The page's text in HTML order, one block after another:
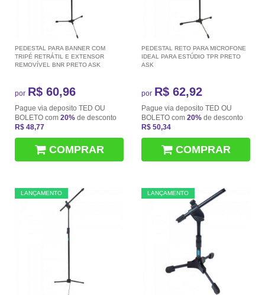
PEDESTAL PARA BANNER COM
TRIPÉ RETRÁTIL E EXTENSOR
REMOVÍVEL BNR PRETO ASK
por R$ 60,96
Pague via deposito TED OU
BOLETO com 20% de desconto
R$ 48,77
COMPRAR
PEDESTAL RETO PARA MICROFONE
IDEAL PARA ESTÚDIO TPR PRETO
ASK
por R$ 62,92
Pague via deposito TED OU
BOLETO com 20% de desconto
R$ 50,34
COMPRAR
LANÇAMENTO LANÇAMENTO